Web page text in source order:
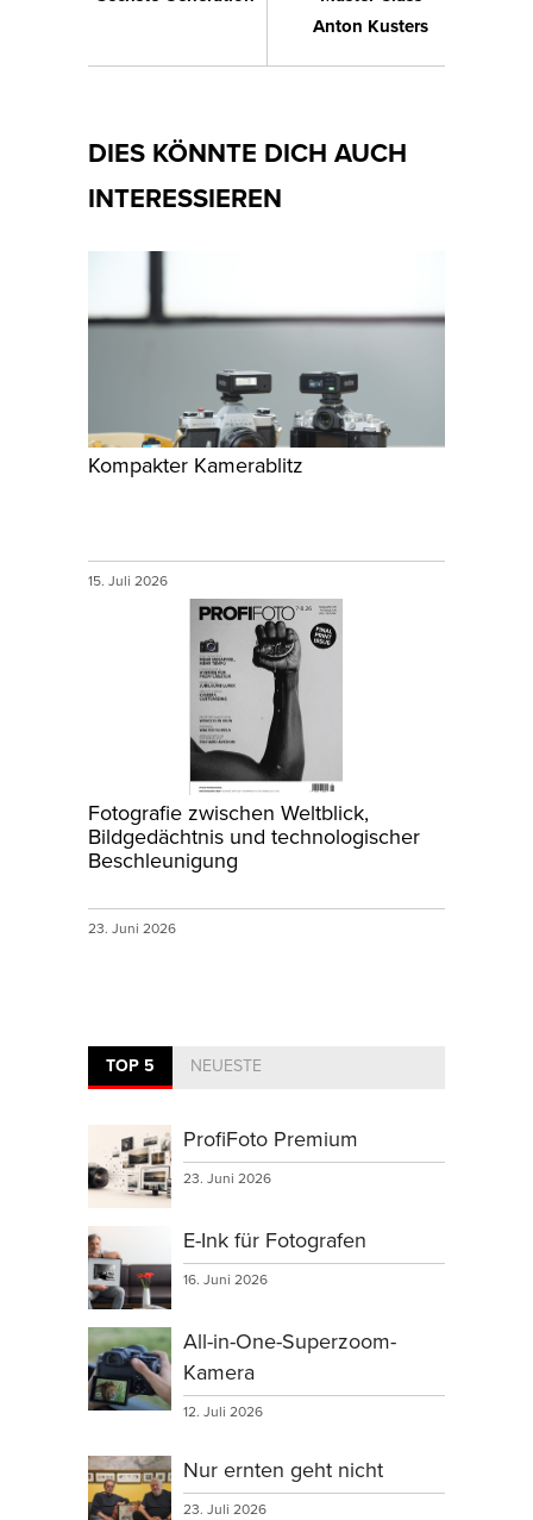
Anton Kusters
DIES KÖNNTE DICH AUCH
INTERESSIEREN
Kompakter Kamerablitz
15. Juli 2026
Fotografie zwischen Weltblick,
Bildgedächtnis und technologischer
Beschleunigung
23. Juni 2026
TOP 5 NEUESTE
ProfiFoto Premium
23. Juni 2026
E-Ink für Fotografen
16. Juni 2026
All-in-One-Superzoom-
Kamera
12. Juli 2026
Nur ernten geht nicht
23. Juli 2026